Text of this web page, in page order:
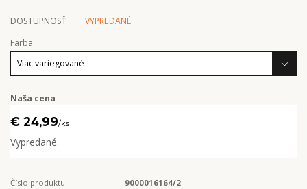
DOSTUPNOSŤ
VYPREDANÉ
Farba
Naša cena
€ 24,99/ks
Vypredané.
Číslo produktu:
9000016164/2